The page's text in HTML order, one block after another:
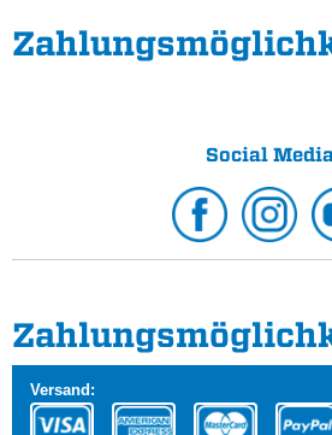
Social
Versand: